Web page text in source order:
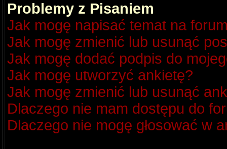
Problemy z Pisaniem
Jak mogę napisać temat na
Jak mogę zmienić lub usunąć
Jak mogę dodać podpis do
Jak mogę utworzyć ankietę?
Jak mogę zmienić lub usunąć
Dlaczego nie mam dostępu do
Dlaczego nie mogę głosować w